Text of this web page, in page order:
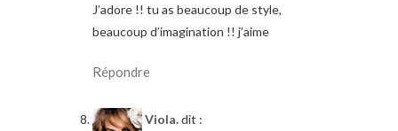
J’adore !! tu as beaucoup de style,
beaucoup d’imagination !! j’aime
Répondre
Viola.dit :